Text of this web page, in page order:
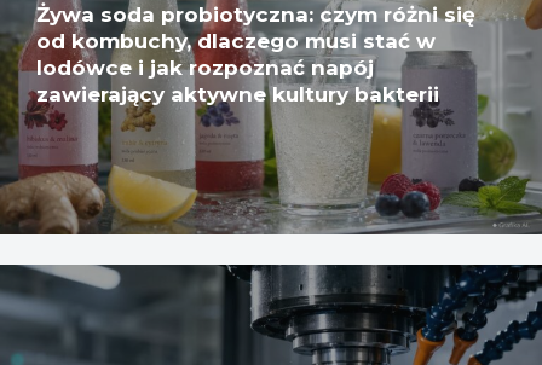
Żywa soda probiotyczna: czym różni się
od kombuchy, dlaczego musi stać w
lodówce i jak rozpoznać napój
zawierający aktywne kultury bakterii